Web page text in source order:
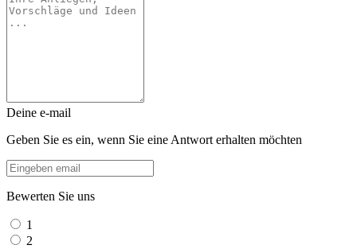
Deine e-mail
Geben Sie es ein, wenn Sie eine Antwort erhalten möchten
Bewerten Sie uns
1
2